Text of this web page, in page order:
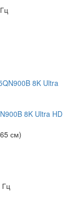
8K Ultra HD
см)
Гц